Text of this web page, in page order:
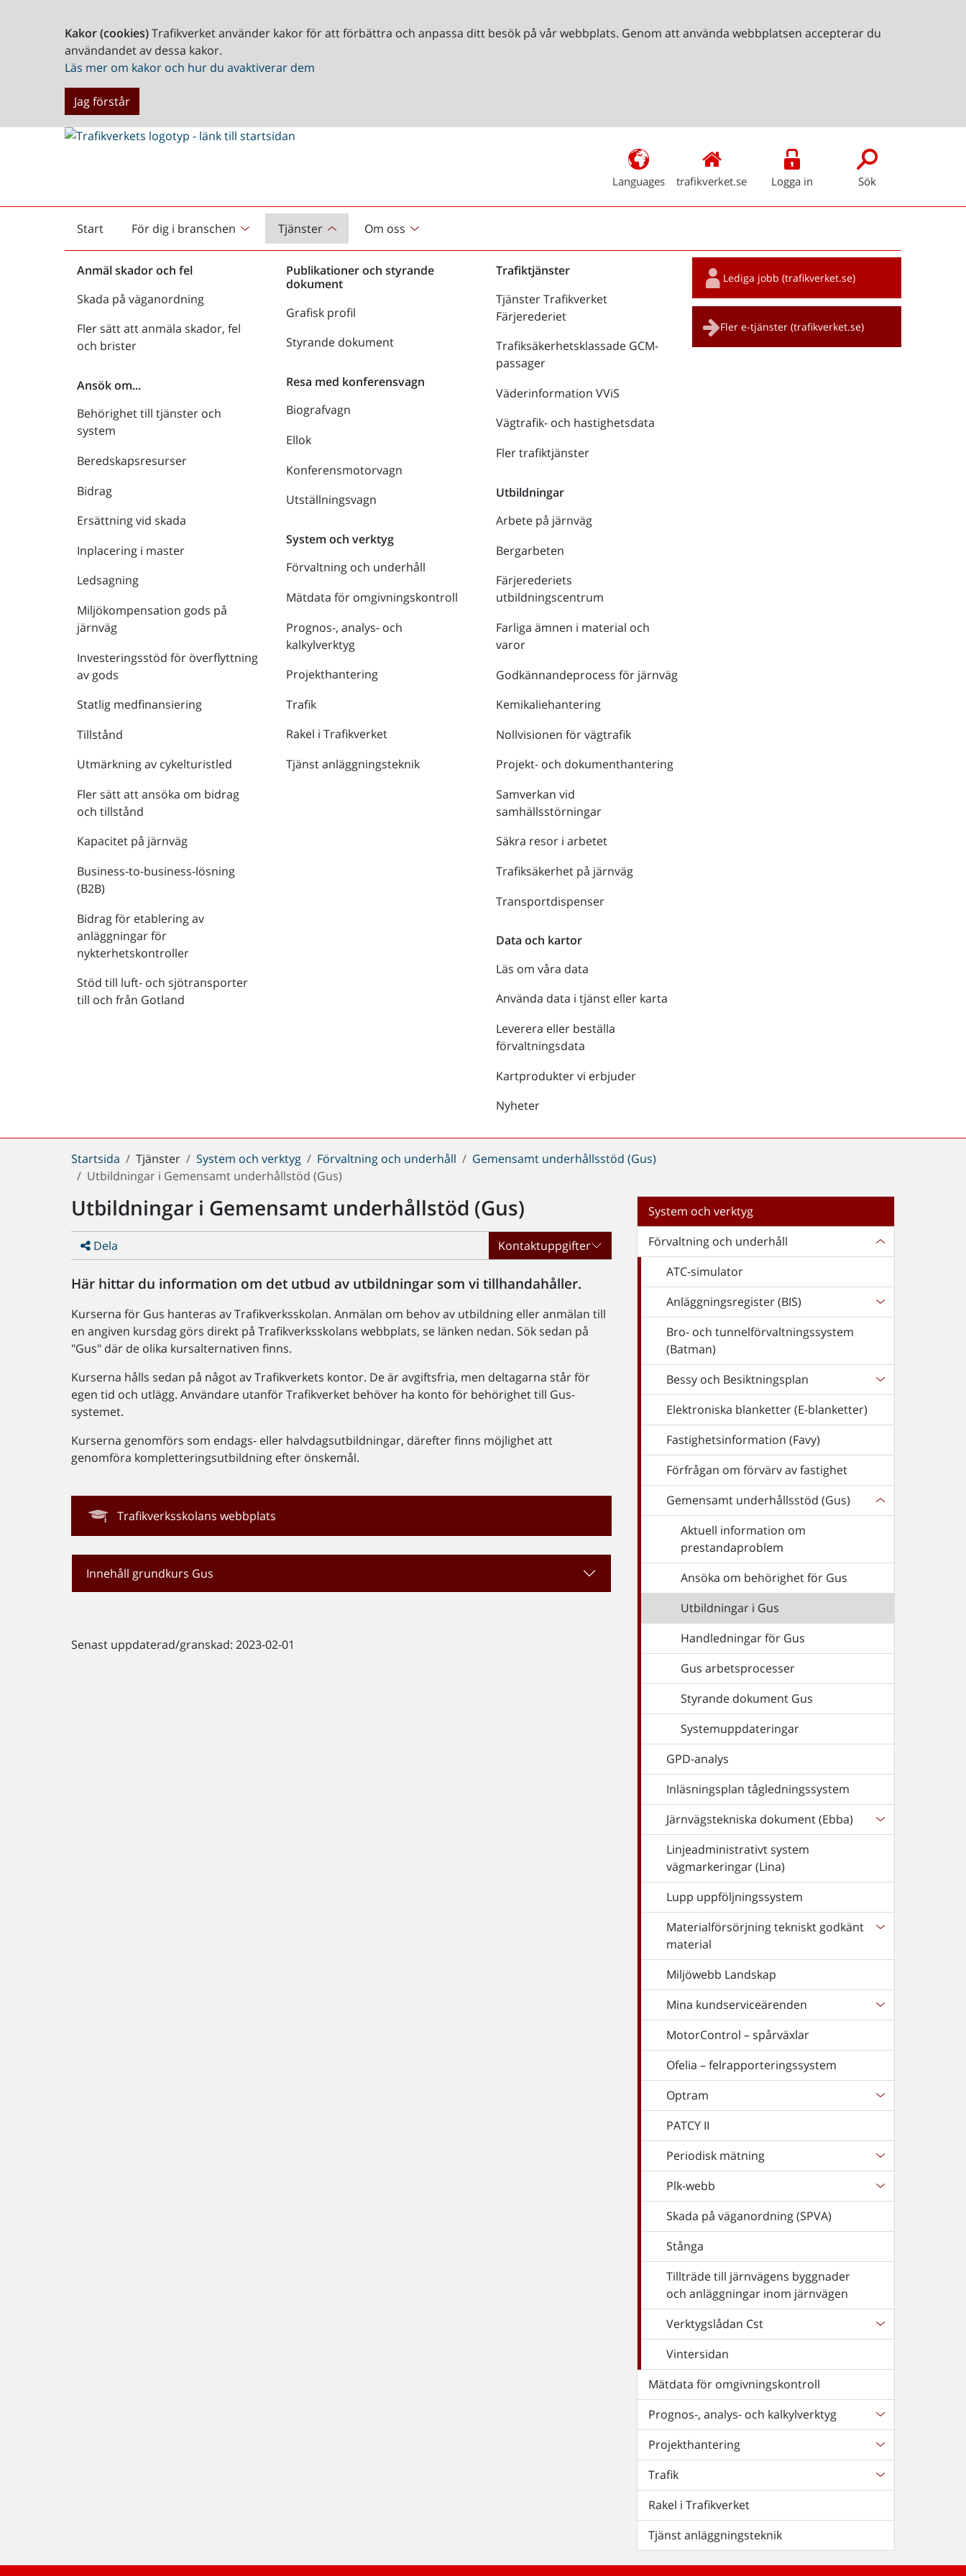
Kakor (cookies)Trafikverket använder kakor för att förbättra och anpassa ditt besök på vår webbplats. Genom att använda webbplatsen accepterar du
användandet av dessa kakor.
Läs mer om kakor och hur du avaktiverar dem
Jag förstår
Languages trafikverket.se Logga in Sök
Start
Startsida För dig i branschen Tjänster Om oss
Anmäl skador och fel
Skada på väganordning
Fler sätt att anmäla skador, fel
och brister
Ansök om...
Behörighet till tjänster och
system
Beredskapsresurser
Bidrag
Ersättning vid skada
Inplacering i master
Ledsagning
Miljökompensation gods på
järnväg
Investeringsstöd för överflyttning
av gods
Statlig medfinansiering
Tillstånd
Utmärkning av cykelturistled
Fler sätt att ansöka om bidrag
och tillstånd
Kapacitet på järnväg
Business-to-business-lösning
(B2B)
Bidrag för etablering av
anläggningar för
nykterhetskontroller
Stöd till luft- och sjötransporter
till och från Gotland
Publikationer och styrande
dokument
Grafisk profil
Styrande dokument
Resa med konferensvagn
Biografvagn
Ellok
Konferensmotorvagn
Utställningsvagn
System och verktyg
Förvaltning och underhåll
Mätdata för omgivningskontroll
Prognos-, analys- och
kalkylverktyg
Projekthantering
Trafik
Rakel i Trafikverket
Tjänst anläggningsteknik
Trafiktjänster
Tjänster Trafikverket
Färjerederiet
Trafiksäkerhetsklassade GCM-
passager
Väderinformation VViS
Vägtrafik- och hastighetsdata
Fler trafiktjänster
Utbildningar
Arbete på järnväg
Bergarbeten
Färjerederiets
utbildningscentrum
Farliga ämnen i material och
varor
Godkännandeprocess för järnväg
Kemikaliehantering
Nollvisionen för vägtrafik
Projekt- och dokumenthantering
Samverkan vid
samhällsstörningar
Säkra resor i arbetet
Trafiksäkerhet på järnväg
Transportdispenser
Data och kartor
Läs om våra data
Använda data i tjänst eller karta
Leverera eller beställa
förvaltningsdata
Kartprodukter vi erbjuder
Nyheter
Snabblänkar
Lediga jobb (trafikverket.se)
Fler e-tjänster (trafikverket.se)
Du
är
Startsida Tjänster System och verktyg Förvaltning och underhåll
Gemensamt underhållsstöd (Gus)
Utbildningar i Gemensamt underhållstöd (Gus)
Utbildningar i Gemensamt underhållstöd (Gus)
Dela Kontaktuppgifter
Här hittar du information om det utbud av utbildningar som vi tillhandahåller.
Kurserna för Gus hanteras av Trafikverksskolan. Anmälan om behov av utbildning eller anmälan till
en angiven kursdag görs direkt på Trafikverksskolans webbplats, se länken nedan. Sök sedan på
"Gus" där de olika kursalternativen finns.
Kurserna hålls sedan på något av Trafikverkets kontor. De är avgiftsfria, men deltagarna står för
egen tid och utlägg. Användare utanför Trafikverket behöver ha konto för behörighet till Gus-
systemet.
Kurserna genomförs som endags- eller halvdagsutbildningar, därefter finns möjlighet att
genomföra kompletteringsutbildning efter önskemål.
Trafikverksskolans webbplats
Innehåll grundkurs Gus
Senast uppdaterad/granskad: 2023-02-01
System och verktyg
Förvaltning och underhåll
ATC-simulator
Anläggningsregister (BIS)
Bro- och tunnelförvaltningssystem
(Batman)
Bessy och Besiktningsplan
Elektroniska blanketter (E-blanketter)
Fastighetsinformation (Favy)
Förfrågan om förvärv av fastighet
Gemensamt underhållsstöd (Gus)
Aktuell information om
prestandaproblem
Ansöka om behörighet för Gus
Utbildningar i Gus
Handledningar för Gus
Gus arbetsprocesser
Styrande dokument Gus
Systemuppdateringar
GPD-analys
Inläsningsplan tågledningssystem
Järnvägstekniska dokument (Ebba)
Linjeadministrativt system
vägmarkeringar (Lina)
Lupp uppföljningssystem
Materialförsörjning tekniskt godkänt
material
Miljöwebb Landskap
Mina kundserviceärenden
MotorControl – spårväxlar
Ofelia – felrapporteringssystem
Optram
PATCY II
Periodisk mätning
Plk-webb
Skada på väganordning (SPVA)
Stånga
Tillträde till järnvägens byggnader
och anläggningar inom järnvägen
Verktygslådan Cst
Vintersidan
Mätdata för omgivningskontroll
Prognos-, analys- och kalkylverktyg
Projekthantering
Trafik
Rakel i Trafikverket
Tjänst anläggningsteknik